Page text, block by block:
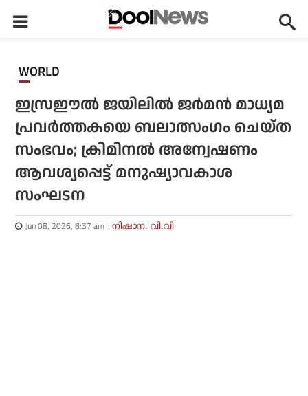
WORLD
ഇസ്രഈല്‍ ജയിലില്‍ ജര്‍മന്‍ മാധ്യമ
പ്രവര്‍ത്തകയെ ബലാത്സംഗം ചെയ്ത
സംഭവം; ക്രിമിനല്‍ അന്വേഷണം
ആവശ്യപ്പെട്ട് മനുഷ്യാവകാശ
സംഘടന
Jun 08, 2026, 8:37 am നിഷാന. വി.വി